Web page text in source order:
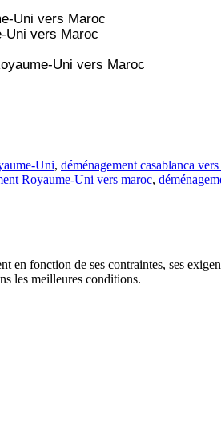
Uni vers Maroc
Uni vers Maroc
Uni vers Maroc
Uni, déménagement casablanca
Royaume-Uni vers maroc,
en fonction de ses contraintes, ses
les meilleures conditions.